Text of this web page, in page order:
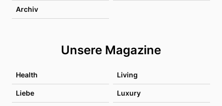
Archiv
Unsere Magazine
Health Living
Liebe Luxury